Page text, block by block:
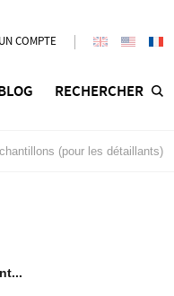
COMPTE
RECHERCHER
(pour les détaillants)